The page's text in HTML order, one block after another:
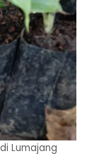
Lumajang